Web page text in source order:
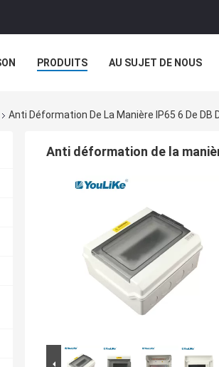
PRODUITS AU SUJET DE NOUS
Anti Déformation De La Manière IP65 6 De
Anti déformation de la